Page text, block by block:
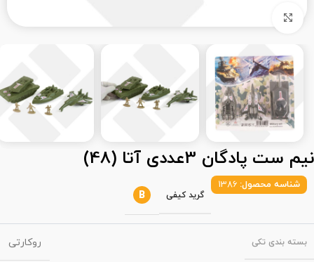
نیم ست پادگان 3عددی آتا (48)
شناسه محصول: 1386
گرید کیفی B
بسته‌ بندی تکی روکارتی